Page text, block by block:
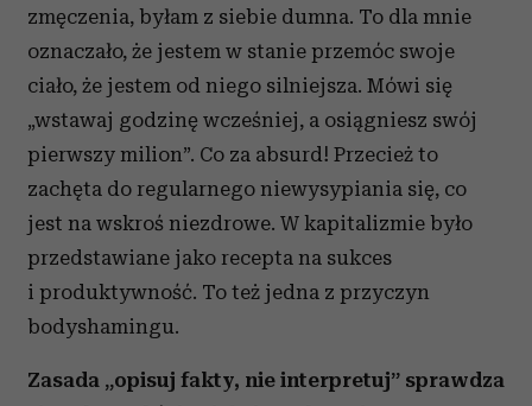
zmęczenia, byłam z siebie dumna. To dla mnie
oznaczało, że jestem w stanie przemóc swoje
ciało, że jestem od niego silniejsza. Mówi się
„wstawaj godzinę wcześniej, a osiągniesz swój
pierwszy milion”. Co za absurd! Przecież to
zachęta do regularnego niewysypiania się, co
jest na wskroś niezdrowe. W kapitalizmie było
przedstawiane jako recepta na sukces
i produktywność. To też jedna z przyczyn
bodyshamingu.
Zasada „opisuj fakty, nie interpretuj” sprawdza